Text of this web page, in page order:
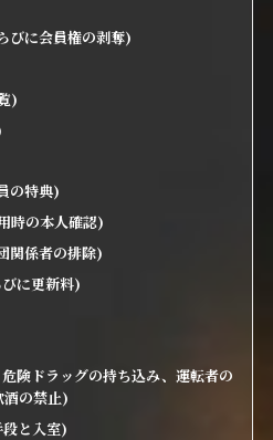
びに会員権の剥奪)
)
の特典)
時の本人確認)
関係者の排除)
に更新料)
険ドラッグの持ち込み、運転者の
酒の禁止)
と入室)